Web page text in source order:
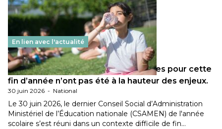
En lien avec l'actualité
Les décisions ministérielles attendues pour cette
fin d’année n’ont pas été à la hauteur des enjeux.
30 juin 2026 - National
Le 30 juin 2026, le dernier Conseil Social d’Administration
Ministériel de l’Éducation nationale (CSAMEN) de l'année
scolaire s’est réuni dans un contexte difficile de fin…